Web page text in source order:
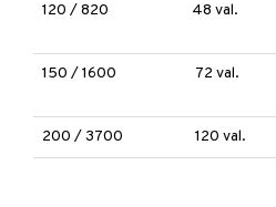
120 / 820 48 val.
150 / 1600 72 val.
200 / 3700 120 val.